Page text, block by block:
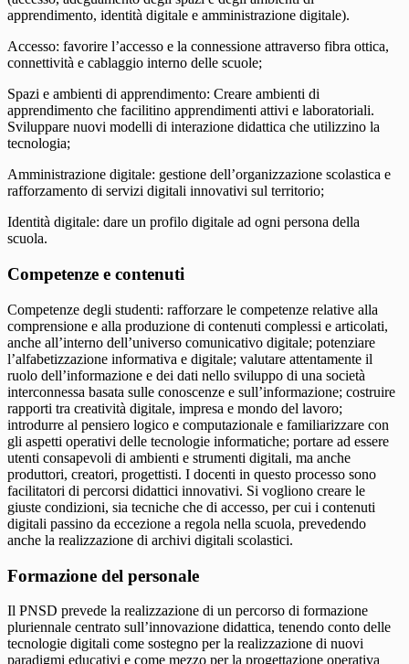
apprendimento, identità digitale e amministrazione digitale).
Accesso: favorire l’accesso e la connessione attraverso fibra ottica,
connettività e cablaggio interno delle scuole;
Spazi e ambienti di apprendimento: Creare ambienti di
apprendimento che facilitino apprendimenti attivi e laboratoriali.
Sviluppare nuovi modelli di interazione didattica che utilizzino la
tecnologia;
Amministrazione digitale: gestione dell’organizzazione scolastica e
rafforzamento di servizi digitali innovativi sul territorio;
Identità digitale: dare un profilo digitale ad ogni persona della
scuola.
Competenze e contenuti
Competenze degli studenti: rafforzare le competenze relative alla
comprensione e alla produzione di contenuti complessi e articolati,
anche all’interno dell’universo comunicativo digitale; potenziare
l’alfabetizzazione informativa e digitale; valutare attentamente il
ruolo dell’informazione e dei dati nello sviluppo di una società
interconnessa basata sulle conoscenze e sull’informazione; costruire
rapporti tra creatività digitale, impresa e mondo del lavoro;
introdurre al pensiero logico e computazionale e familiarizzare con
gli aspetti operativi delle tecnologie informatiche; portare ad essere
utenti consapevoli di ambienti e strumenti digitali, ma anche
produttori, creatori, progettisti. I docenti in questo processo sono
facilitatori di percorsi didattici innovativi. Si vogliono creare le
giuste condizioni, sia tecniche che di accesso, per cui i contenuti
digitali passino da eccezione a regola nella scuola, prevedendo
anche la realizzazione di archivi digitali scolastici.
Formazione del personale
Il PNSD prevede la realizzazione di un percorso di formazione
pluriennale centrato sull’innovazione didattica, tenendo conto delle
tecnologie digitali come sostegno per la realizzazione di nuovi
paradigmi educativi e come mezzo per la progettazione operativa